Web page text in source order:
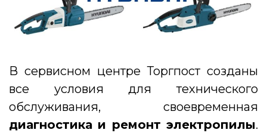
В сервисном центре Торгпост созданы
все условия для технического
обслуживания, своевременная
диагностика и ремонт электропилы.